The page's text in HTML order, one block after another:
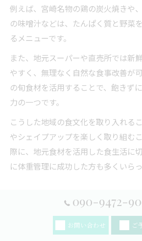
例えば、宮崎名物の鶏の炭火焼きや
の味噌汁などは、たんぱく質と野菜
るメニューです。
また、地元スーパーや直売所では新
やすく、無理なく自然な食事改善が
の旬食材を活用することで、飽きず
力の一つです。
こうした地域の食文化を取り入れる
やシェイプアップを楽しく取り組む
際に、地元食材を活用した食生活に切
に体重管理に成功した方も多くいらっ
ダイエットを継続するためには、目
ず、日々の小さな変化を楽しむこと
090-9472-
お問い合わせ ご